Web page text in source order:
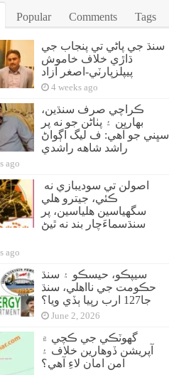
Popular Comments Tags
سنڌ جي پاڻي تي پنجاب جي
ڌاڙي خلاف خاموش
پيپلزپارٽي-اصغر آزاد
4 weeks ago
ڪراچي صرف سنڌين،
بهارين ۽ پٺاڻن جو نه پر
سڀني جو آهي: ف ليگ اڳواڻ
راشد شاهه راشدي
ago
ڪئي، جيترو هلي
سگهياسين هلياسين، پر
سنڌسماءَچار بند نه ٿيڻ
ago
سيپڪو، حيسڪو ۽ سنڌ
حڪومت جي نااهلي، سنڌ
جا127 ارب رپيا ٻڏي ويا؟
June 2, 2026
گهوٽڪي جي ڪچي ۾
آپريشن ڏوهارين خلاف ۽
امن امان لاءِ آهي؟